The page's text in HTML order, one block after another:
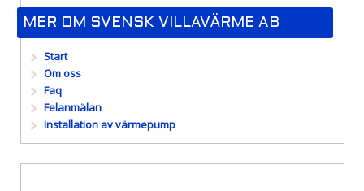
MER OM SVENSK VILLAVÄRME AB
Start
Om oss
Faq
Felanmälan
Installation av värmepump